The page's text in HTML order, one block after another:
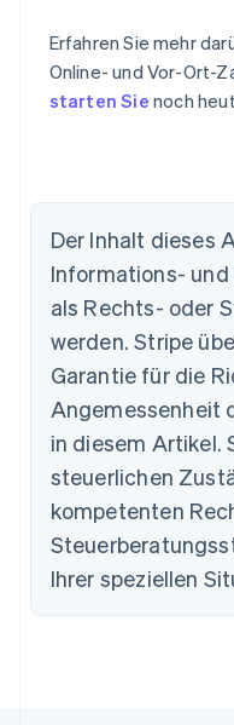
Erfahren Sie mehr
Online- und Vor-Ort-
starten Sie noch
Der Inhalt dieses
Informations-
als Rechts- oder
werden. Stripe
Garantie für die
Angemessenheit
in diesem Artikel.
steuerlichen
kompetenten
Ihrer speziellen
English
NederlandsFrançais
Brasilien
Português English
Bulgarien
English
Dänemark
Deutschland
DeutschEnglish
Estland
English
Festlandchina
简体中文English
EnglishSvenska
Frankreich